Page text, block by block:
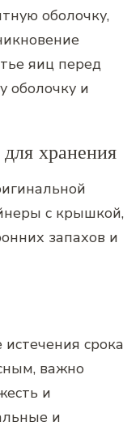
оболочку,
яиц перед
оболочку и
хранения
с крышкой,
запахов и
срока
важно
и
и